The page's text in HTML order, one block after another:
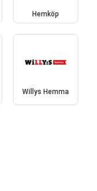
Hemköp
Willys Hemma